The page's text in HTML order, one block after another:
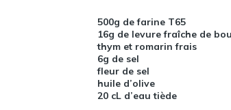
500g de farine T65
16g de levure fraîche de
thym et romarin frais
6g de sel
fleur de sel
huile d’olive
20 cL d’eau tiède